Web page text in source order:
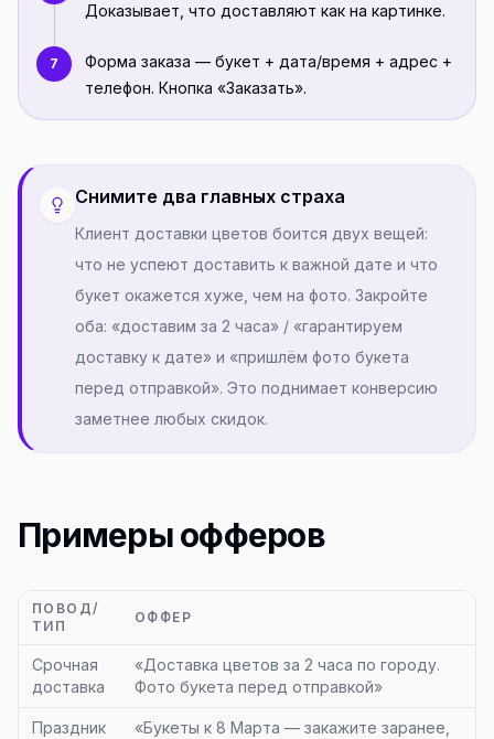
Доказывает, что доставляют как на картинке.
7
Форма заказа — букет + дата/время + адрес +
телефон. Кнопка «Заказать».
Снимите два главных страха
Клиент доставки цветов боится двух вещей:
что не успеют доставить к важной дате и что
букет окажется хуже, чем на фото. Закройте
оба: «доставим за 2 часа» / «гарантируем
доставку к дате» и «пришлём фото букета
перед отправкой». Это поднимает конверсию
заметнее любых скидок.
Примеры офферов
ПОВОД/
ТИП
ОФФЕР
Срочная
доставка
«Доставка цветов за 2 часа по городу.
Фото букета перед отправкой»
Праздник
«Букеты к 8 Марта — закажите заранее,